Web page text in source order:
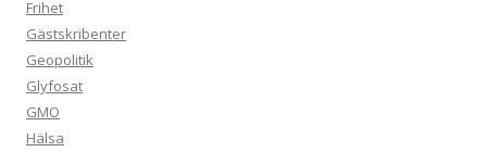
Frihet
Gästskribenter
Geopolitik
Glyfosat
GMO
Hälsa